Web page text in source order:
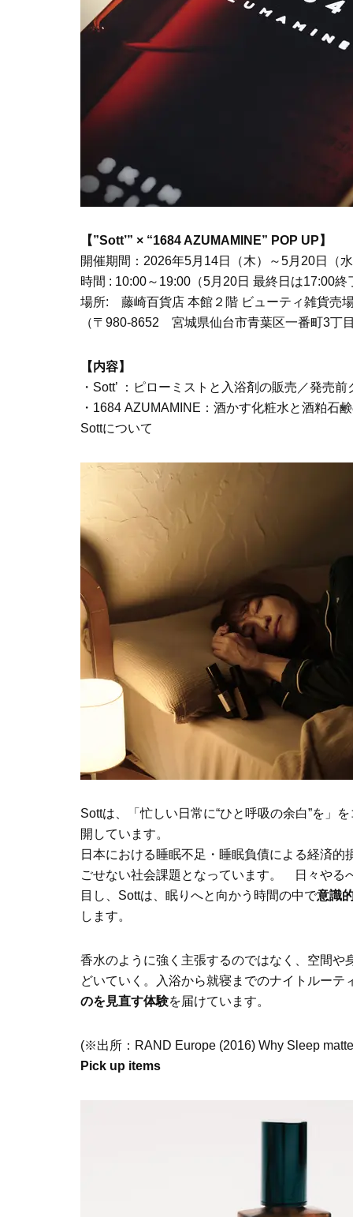
【”Sott’” × “1684 AZUMAMINE” POP UP】
開催期間：2026年5月14日（木）～5月20日
時間 : 10:00～19:00（5月20日 最終日は17:00終
場所: 藤崎百貨店 本館２階 ビューティ雑貨売
（〒980-8652 宮城県仙台市青葉区一番町3丁
【内容】
・Sott’ ：ピローミストと入浴剤の販売／発売
・1684 AZUMAMINE：酒かす化粧水と酒粕石
Sottについて
Sottは、「忙しい日常に“ひと呼吸の余白”を」
開しています。
日本における睡眠不足・睡眠負債による経済
ごせない社会課題となっています。 日々やる
目し、Sottは、眠りへと向かう時間の中で意識
します。
香水のように強く主張するのではなく、空間
どいていく。入浴から就寝までのナイトルーテ
のを見直す体験を届けています。
(※出所：RAND Europe (2016) Why Sleep
Pick up items